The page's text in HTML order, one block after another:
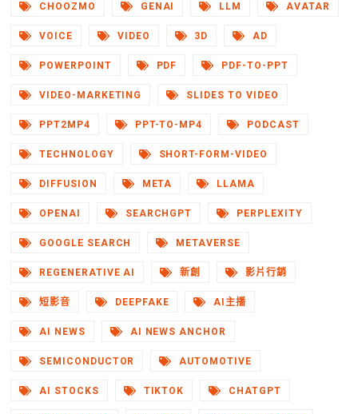
CHOOZMO GENAI LLM AVATAR
VOICE VIDEO 3D AD
POWERPOINT PDF PDF-TO-PPT
VIDEO-MARKETING SLIDES TO VIDEO
PPT2MP4 PPT-TO-MP4 PODCAST
TECHNOLOGY SHORT-FORM-VIDEO
DIFFUSION META LLAMA
OPENAI SEARCHGPT PERPLEXITY
GOOGLE SEARCH METAVERSE
REGENERATIVE AI 新創 影片行銷
短影音 DEEPFAKE AI主播
AI NEWS AI NEWS ANCHOR
SEMICONDUCTOR AUTOMOTIVE
AI STOCKS TIKTOK CHATGPT